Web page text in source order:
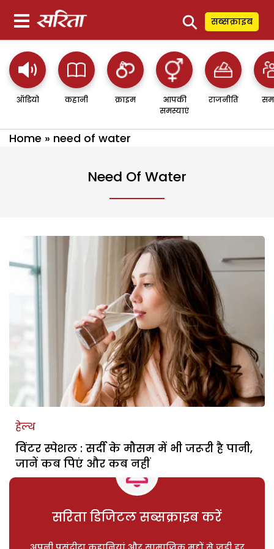
⚲ सब्सक्राइब
ऑडियो कहानी क्राइम
आपकी
समस्याएं
राजनीति
Home » need of water
Need Of Water
हेल्थ
विंटर स्पेशल : सर्दी के मौसम में भी जरूरी है पानी,
जानें कब पिएं और कब नहीं
सरिता डिजिटल सब्सक्राइब करें